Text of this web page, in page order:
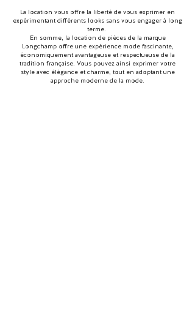
La location vous offre la liberté de vous exprimer en
expérimentant différents looks sans vous engager à long
terme.
En somme, la location de pièces de la marque
Longchamp offre une expérience mode fascinante,
économiquement avantageuse et respectueuse de la
tradition française. Vous pouvez ainsi exprimer votre
style avec élégance et charme, tout en adoptant une
approche moderne de la mode.